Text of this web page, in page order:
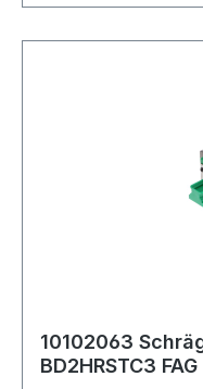
10102063
BD2HRSTC3